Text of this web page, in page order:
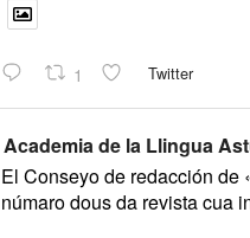
1 Twitter
Academia de la Llingua
El Conseyo de redacción de
númaro dous da revista cua